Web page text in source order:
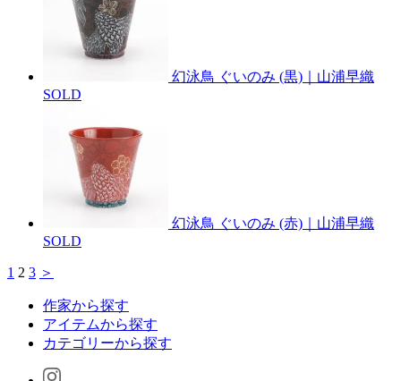
幻泳鳥 ぐいのみ (黒)｜山浦早織
SOLD
幻泳鳥 ぐいのみ (赤)｜山浦早織
SOLD
1 2 3 ＞
作家から探す
アイテムから探す
カテゴリーから探す